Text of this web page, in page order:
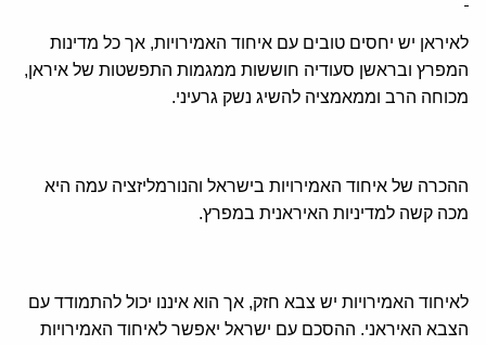
לאיראן יש יחסים טובים עם איחוד האמירויות, אך כל מדינות
המפרץ ובראשן סעודיה חוששות ממגמות התפשטות של איראן,
מכוחה הרב וממאמציה להשיג נשק גרעיני.
ההכרה של איחוד האמירויות בישראל והנורמליזציה עמה היא
מכה קשה למדיניות האיראנית במפרץ.
לאיחוד האמירויות יש צבא חזק, אך הוא איננו יכול להתמודד עם
הצבא האיראני. ההסכם עם ישראל יאפשר לאיחוד האמירויות